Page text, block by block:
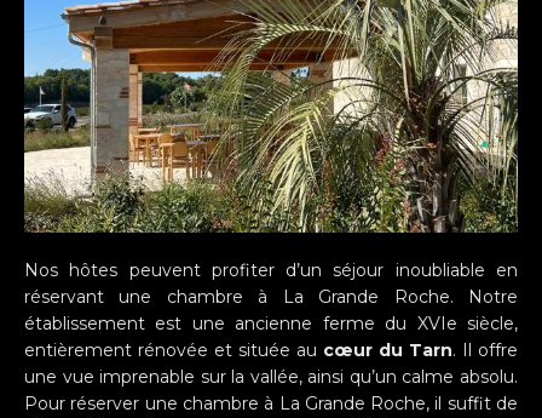
Nos hôtes peuvent profiter d’un séjour inoubliable en
réservant une chambre à La Grande Roche. Notre
établissement est une ancienne ferme du XVIe siècle,
entièrement rénovée et située au cœur du Tarn. Il offre
une vue imprenable sur la vallée, ainsi qu’un calme absolu.
Pour réserver une chambre à La Grande Roche, il suffit de